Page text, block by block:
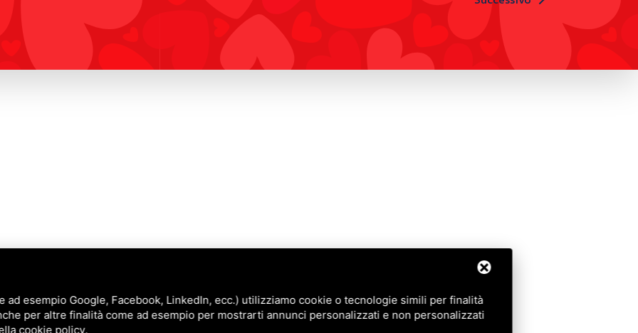
ad esempio Google, Facebook, LinkedIn, ecc.) utilizziamo cookie o tecnologie simili per finalità
per altre finalità come ad esempio per mostrarti annunci personalizzati e non personalizzati
cookie policy.
Annunci